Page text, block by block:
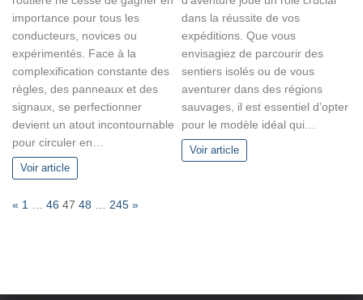
importance pour tous les
conducteurs, novices ou
expérimentés. Face à la
complexification constante des
règles, des panneaux et des
signaux, se perfectionner
devient un atout incontournable
pour circuler en…
Voir article
dans la réussite de vos
expéditions. Que vous
envisagiez de parcourir des
sentiers isolés ou de vous
aventurer dans des régions
sauvages, il est essentiel d’opter
pour le modèle idéal qui…
Voir article
P
P
o
« 1 46 47 48 245 N
»